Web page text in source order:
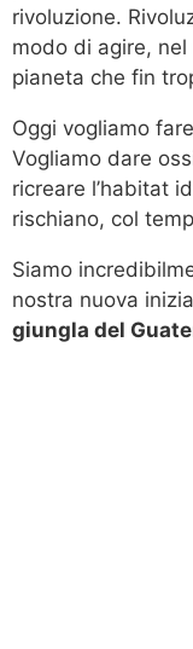
rivoluzione.
modo di agire,
pianeta che fin
Oggi vogliamo
Vogliamo dare
ricreare l’habitat
rischiano, col
Siamo
nostra nuova
giungla del